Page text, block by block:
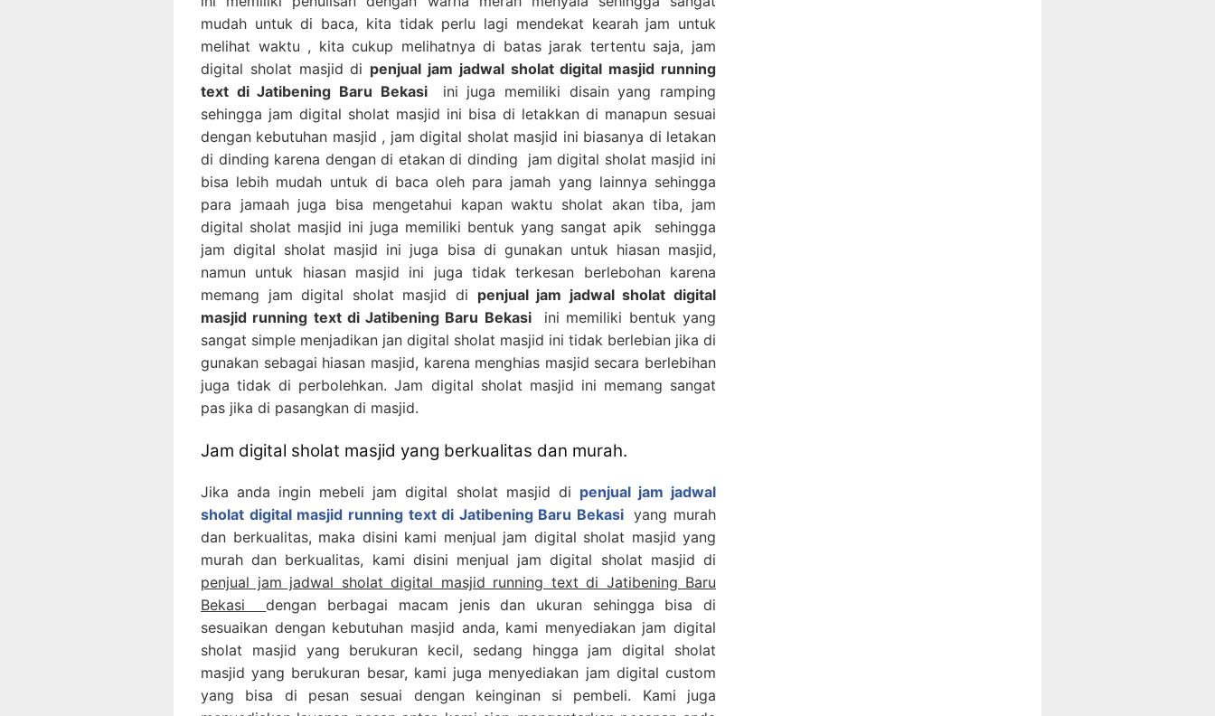
mudah untuk di baca, kita tidak perlu lagi mendekat kearah jam untuk
melihat waktu , kita cukup melihatnya di batas jarak tertentu saja, jam
digital sholat masjid di penjual jam jadwal sholat digital masjid running
text di Jatibening Baru Bekasi ini juga memiliki disain yang ramping
sehingga jam digital sholat masjid ini bisa di letakkan di manapun sesuai
dengan kebutuhan masjid , jam digital sholat masjid ini biasanya di letakan
di dinding karena dengan di etakan di dinding jam digital sholat masjid ini
bisa lebih mudah untuk di baca oleh para jamah yang lainnya sehingga
para jamaah juga bisa mengetahui kapan waktu sholat akan tiba, jam
digital sholat masjid ini juga memiliki bentuk yang sangat apik sehingga
jam digital sholat masjid ini juga bisa di gunakan untuk hiasan masjid,
namun untuk hiasan masjid ini juga tidak terkesan berlebohan karena
memang jam digital sholat masjid di penjual jam jadwal sholat digital
masjid running text di Jatibening Baru Bekasiini memiliki bentuk yang
sangat simple menjadikan jan digital sholat masjid ini tidak berlebian jika di
gunakan sebagai hiasan masjid, karena menghias masjid secara berlebihan
juga tidak di perbolehkan. Jam digital sholat masjid ini memang sangat
pas jika di pasangkan di masjid.
Jam digital sholat masjid yang berkualitas dan murah.
Jika anda ingin mebeli jam digital sholat masjid di penjual jam jadwal
sholat digital masjid running text di Jatibening Baru Bekasi yang murah
dan berkualitas, maka disini kami menjual jam digital sholat masjid yang
murah dan berkualitas, kami disini menjual jam digital sholat masjid di
penjual jam jadwal sholat digital masjid running text di Jatibening Baru
Bekasidengan berbagai macam jenis dan ukuran sehingga bisa di
sesuaikan dengan kebutuhan masjid anda, kami menyediakan jam digital
sholat masjid yang berukuran kecil, sedang hingga jam digital sholat
masjid yang berukuran besar, kami juga menyediakan jam digital custom
yang bisa di pesan sesuai dengan keinginan si pembeli. Kami juga